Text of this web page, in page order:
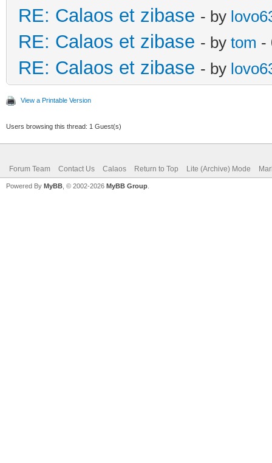
RE: Calaos et zibase - by
RE: Calaos et zibase - by tom -
RE: Calaos et zibase - by
View a Printable Version
Users browsing this thread: 1 Guest(s)
Forum Team Contact Us Calaos Return to Top Lite (Archive) Mode
Powered By MyBB , © 2002-2026 MyBB Group